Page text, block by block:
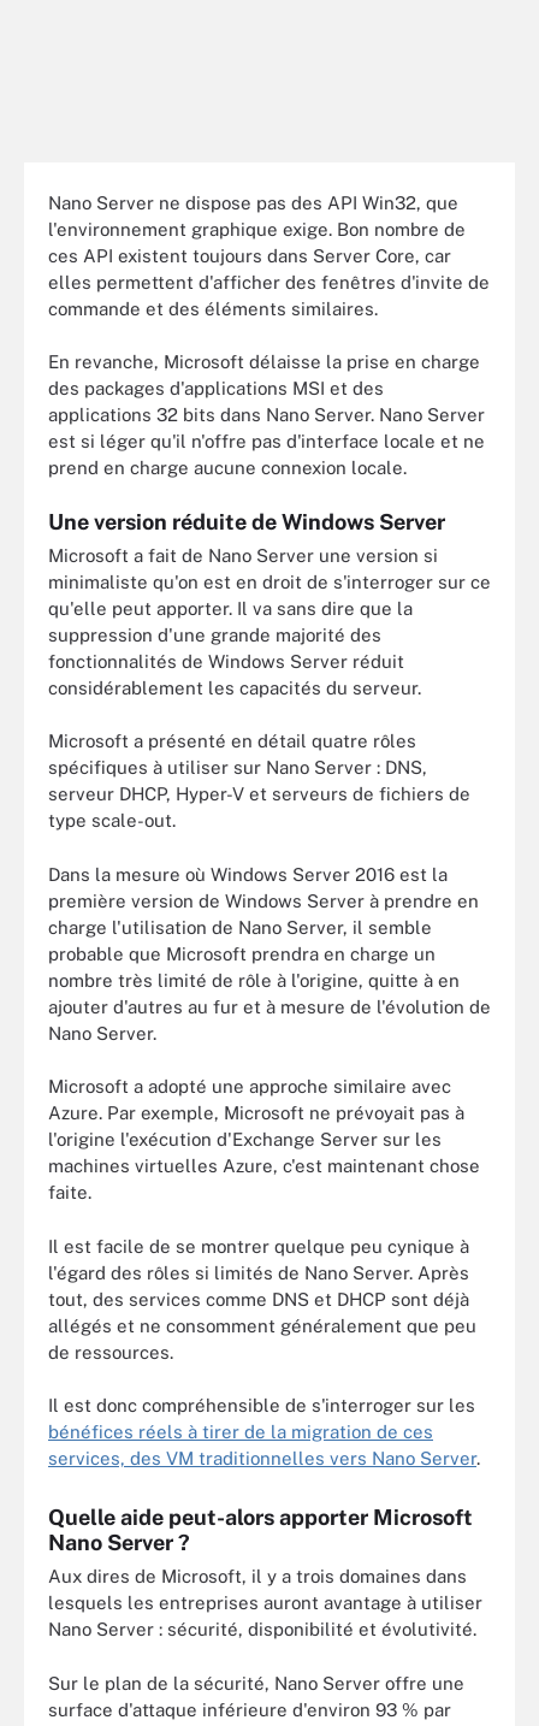
Nano Server ne dispose pas des API Win32, que
l'environnement graphique exige. Bon nombre de
ces API existent toujours dans Server Core, car
elles permettent d'afficher des fenêtres d'invite de
commande et des éléments similaires.
En revanche, Microsoft délaisse la prise en charge
des packages d'applications MSI et des
applications 32 bits dans Nano Server. Nano Server
est si léger qu'il n'offre pas d'interface locale et ne
prend en charge aucune connexion locale.
Une version réduite de Windows Server
Microsoft a fait de Nano Server une version si
minimaliste qu'on est en droit de s'interroger sur ce
qu'elle peut apporter. Il va sans dire que la
suppression d'une grande majorité des
fonctionnalités de Windows Server réduit
considérablement les capacités du serveur.
Microsoft a présenté en détail quatre rôles
spécifiques à utiliser sur Nano Server : DNS,
serveur DHCP, Hyper-V et serveurs de fichiers de
type scale-out.
Dans la mesure où Windows Server 2016 est la
première version de Windows Server à prendre en
charge l'utilisation de Nano Server, il semble
probable que Microsoft prendra en charge un
nombre très limité de rôle à l'origine, quitte à en
ajouter d'autres au fur et à mesure de l'évolution de
Nano Server.
Microsoft a adopté une approche similaire avec
Azure. Par exemple, Microsoft ne prévoyait pas à
l'origine l'exécution d'Exchange Server sur les
machines virtuelles Azure, c'est maintenant chose
faite.
Il est facile de se montrer quelque peu cynique à
l'égard des rôles si limités de Nano Server. Après
tout, des services comme DNS et DHCP sont déjà
allégés et ne consomment généralement que peu
de ressources.
Il est donc compréhensible de s'interroger sur les
bénéfices réels à tirer de la migration de ces
services, des VM traditionnelles vers Nano Server.
Quelle aide peut-alors apporter Microsoft
Nano Server ?
Aux dires de Microsoft, il y a trois domaines dans
lesquels les entreprises auront avantage à utiliser
Nano Server : sécurité, disponibilité et évolutivité.
Sur le plan de la sécurité, Nano Server offre une
surface d'attaque inférieure d'environ 93 % par